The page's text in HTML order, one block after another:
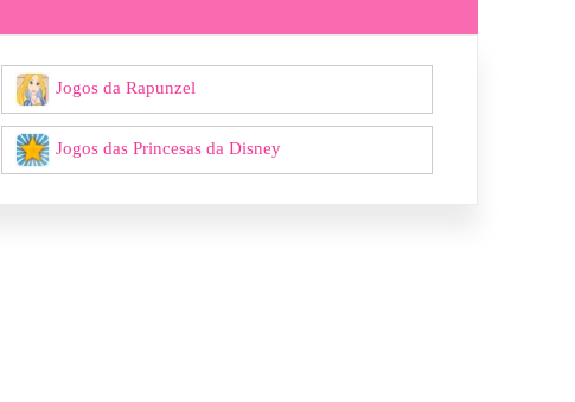
Jogos da Rapunzel
Jogos das Princesas da Disney